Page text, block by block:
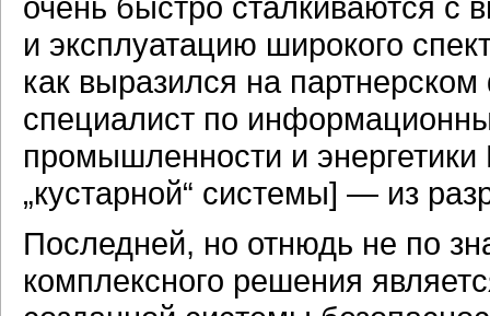
и эксплуатацию широкого
как выразился на
специалист по
промышленности и
„кустарной“ системы] — из
Последней, но отнюдь не по
комплексного решения